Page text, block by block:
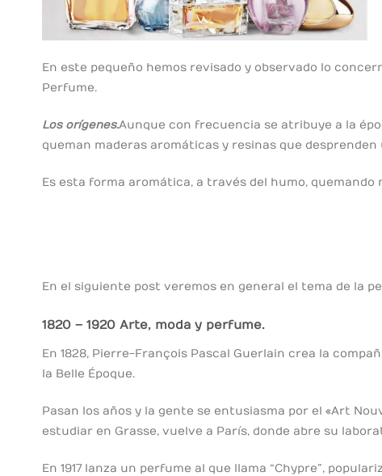
En este pequeño hemos revisado y observado lo
Perfume.
Los orígenes.Aunque con frecuencia se atribuye a la
queman maderas aromáticas y resinas que
Es esta forma aromática, a través del humo, quemando
En el siguiente post veremos en general el tema de la
1820 – 1920 Arte, moda y perfume.
En 1828, Pierre-François Pascal Guerlain crea la
la Belle Époque.
Pasan los años y la gente se entusiasma por el «Art
estudiar en Grasse, vuelve a París, donde abre su
En 1917 lanza un perfume al que llama “Chypre”,